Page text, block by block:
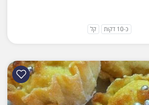
כ-10 דקות קל